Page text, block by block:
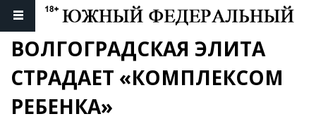
ВОЛГОГРАДСКАЯ ЭЛИТА
СТРАДАЕТ «КОМПЛЕКСОМ
РЕБЕНКА»